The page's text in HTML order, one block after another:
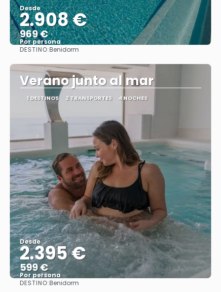
Desde
2.908 €
969 €
Por persona
DESTINO:Benidorm
Verano junto al mar
1 DESTINOS 2 TRANSPORTES 4 NOCHES
Desde
2.395 €
599 €
Por persona
DESTINO:Benidorm